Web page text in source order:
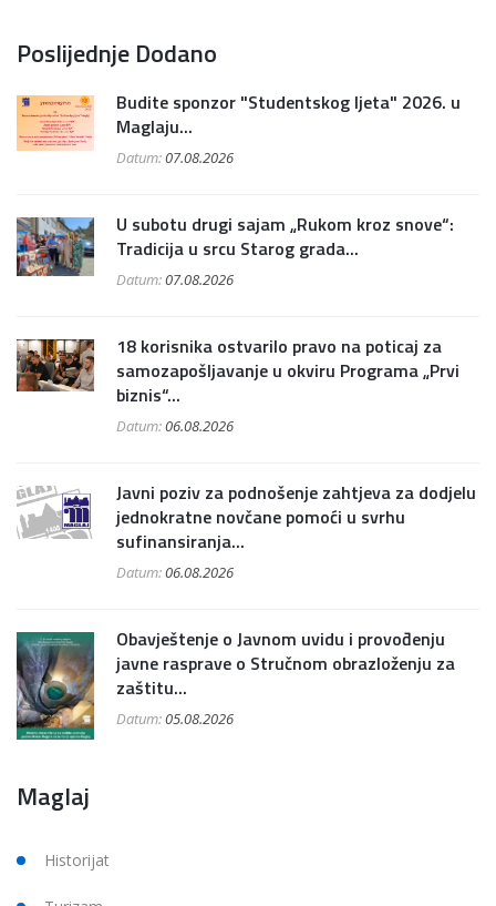
Poslijednje Dodano
Budite sponzor "Studentskog ljeta" 2026. u
Maglaju...
Datum:07.08.2026
U subotu drugi sajam „Rukom kroz snove“:
Tradicija u srcu Starog grada...
Datum:07.08.2026
18 korisnika ostvarilo pravo na poticaj za
samozapošljavanje u okviru Programa „Prvi
biznis“...
Datum:06.08.2026
Javni poziv za podnošenje zahtjeva za dodjelu
jednokratne novčane pomoći u svrhu
sufinansiranja...
Datum:06.08.2026
Obavještenje o Javnom uvidu i provođenju
javne rasprave o Stručnom obrazloženju za
zaštitu...
Datum:05.08.2026
Maglaj
Historijat